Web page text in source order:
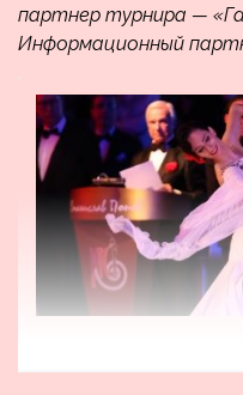
партнер турнира —
Информационный